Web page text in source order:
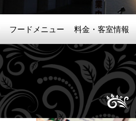
フードメニュー 料金・客室情報